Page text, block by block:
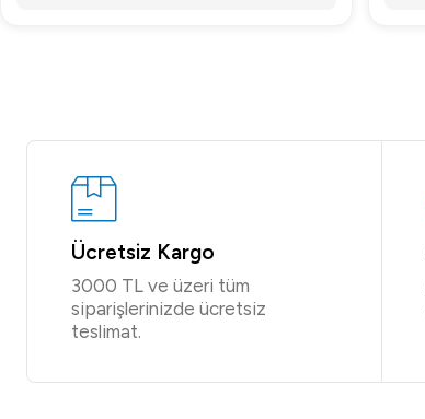
Ücretsiz Kargo
3000 TL ve üzeri tüm
siparişlerinizde ücretsiz
teslimat.